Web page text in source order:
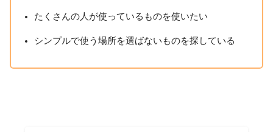
たくさんの人が使っているものを使いたい
シンプルで使う場所を選ばないものを探している